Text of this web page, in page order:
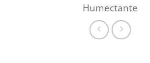
Humectante